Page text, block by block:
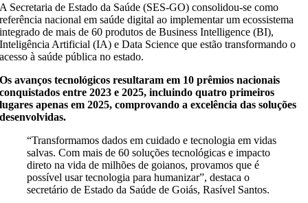
A Secretaria de Estado da Saúde (SES-GO) consolidou-se como
referência nacional em saúde digital ao implementar um ecossistema
integrado de mais de 60 produtos de Business Intelligence (BI),
Inteligência Artificial (IA) e Data Science que estão transformando o
acesso à saúde pública no estado.
Os avanços tecnológicos resultaram em 10 prêmios nacionais
conquistados entre 2023 e 2025, incluindo quatro primeiros
lugares apenas em 2025, comprovando a excelência das soluções
desenvolvidas.
“Transformamos dados em cuidado e tecnologia em vidas
salvas. Com mais de 60 soluções tecnológicas e impacto
direto na vida de milhões de goianos, provamos que é
possível usar tecnologia para humanizar”, destaca o
secretário de Estado da Saúde de Goiás, Rasível Santos.